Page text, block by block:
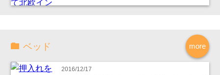
more
ベッド
2016/12/17